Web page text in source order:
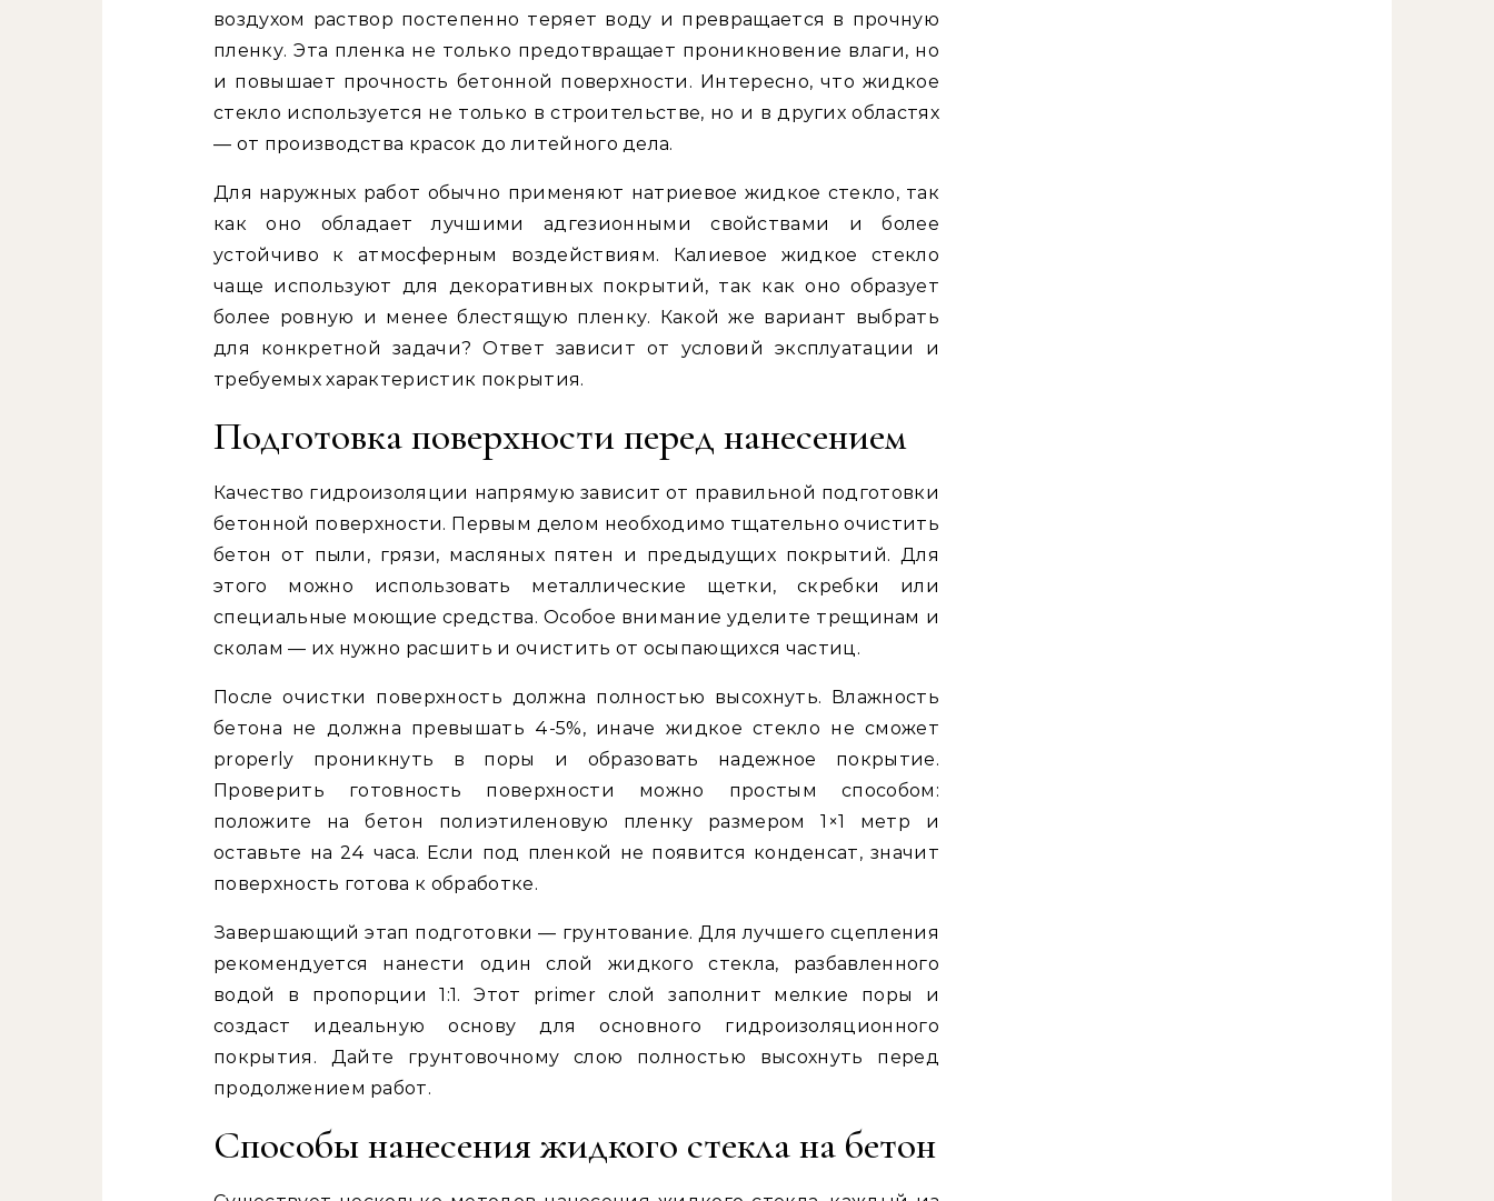
воздухом раствор постепенно теряет воду и превращается в прочную
пленку. Эта пленка не только предотвращает проникновение влаги, но
и повышает прочность бетонной поверхности. Интересно, что жидкое
стекло используется не только в строительстве, но и в других областях
— от производства красок до литейного дела.
Для наружных работ обычно применяют натриевое жидкое стекло, так
как оно обладает лучшими адгезионными свойствами и более
устойчиво к атмосферным воздействиям. Калиевое жидкое стекло
чаще используют для декоративных покрытий, так как оно образует
более ровную и менее блестящую пленку. Какой же вариант выбрать
для конкретной задачи? Ответ зависит от условий эксплуатации и
требуемых характеристик покрытия.
Подготовка поверхности перед нанесением
Качество гидроизоляции напрямую зависит от правильной подготовки
бетонной поверхности. Первым делом необходимо тщательно очистить
бетон от пыли, грязи, масляных пятен и предыдущих покрытий. Для
этого можно использовать металлические щетки, скребки или
специальные моющие средства. Особое внимание уделите трещинам и
сколам — их нужно расшить и очистить от осыпающихся частиц.
После очистки поверхность должна полностью высохнуть. Влажность
бетона не должна превышать 4-5%, иначе жидкое стекло не сможет
properly проникнуть в поры и образовать надежное покрытие.
Проверить готовность поверхности можно простым способом:
положите на бетон полиэтиленовую пленку размером 1×1 метр и
оставьте на 24 часа. Если под пленкой не появится конденсат, значит
поверхность готова к обработке.
Завершающий этап подготовки — грунтование. Для лучшего сцепления
рекомендуется нанести один слой жидкого стекла, разбавленного
водой в пропорции 1:1. Этот primer слой заполнит мелкие поры и
создаст идеальную основу для основного гидроизоляционного
покрытия. Дайте грунтовочному слою полностью высохнуть перед
продолжением работ.
Способы нанесения жидкого стекла на бетон